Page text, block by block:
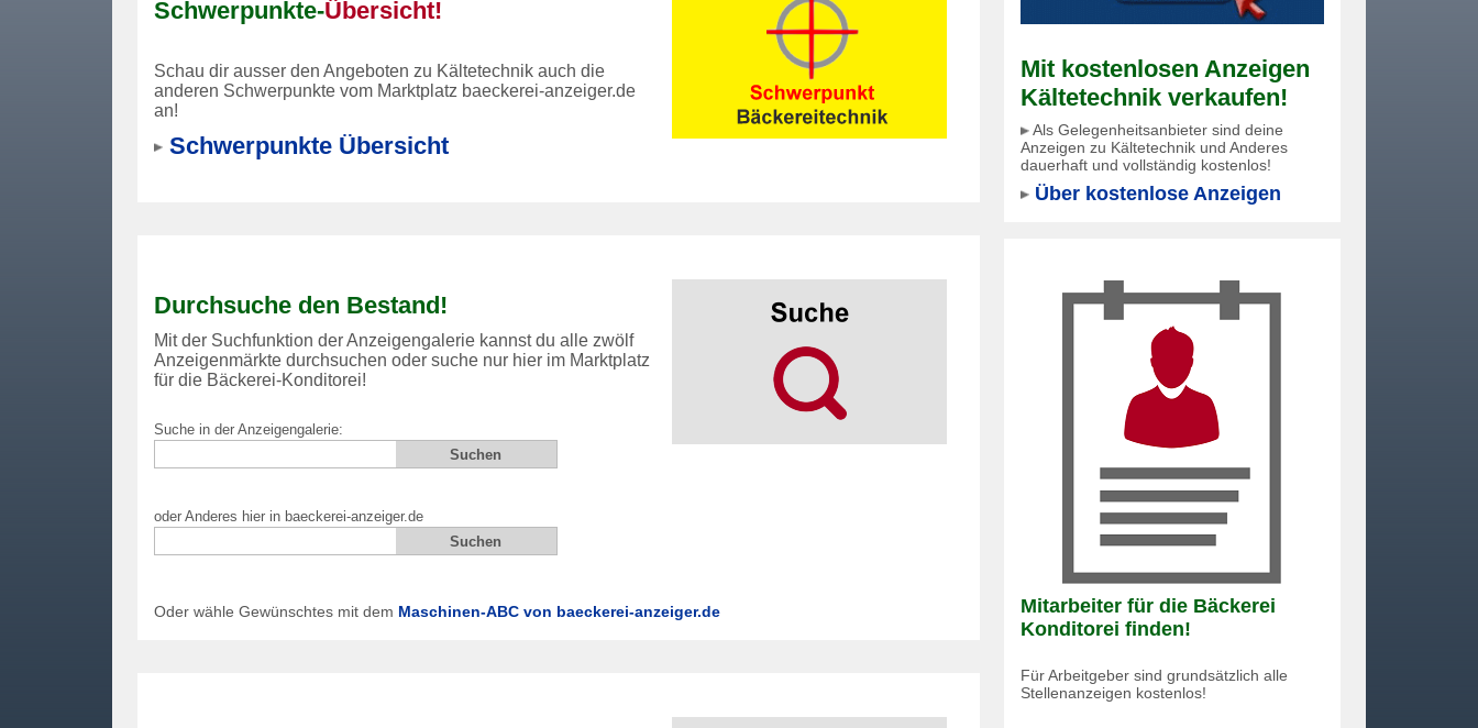
Mit kostenlosen Anzeigen
Kältetechnik verkaufen!
Als Gelegenheitsanbieter sind deine
Anzeigen zu Kältetechnik und Anderes
dauerhaft und vollständig kostenlos!
Über kostenlose Anzeigen
Mitarbeiter für die Bäckerei
Konditorei finden!
Für Arbeitgeber sind grundsätzlich alle
Stellenanzeigen kostenlos!
Schwerpunkte-Übersicht!
Schau dir ausser den Angeboten zu Kältetechnik auch die
anderen Schwerpunkte vom Marktplatz baeckerei-anzeiger.de
an!
Schwerpunkte Übersicht
Durchsuche den Bestand!
Mit der Suchfunktion der Anzeigengalerie kannst du alle zwölf
Anzeigenmärkte durchsuchen oder suche nur hier im Marktplatz
für die Bäckerei-Konditorei!
Suche in der Anzeigengalerie:
oder Anderes hier in baeckerei-anzeiger.de
Oder wähle Gewünschtes mit dem Maschinen-ABC von baeckerei-anzeiger.de